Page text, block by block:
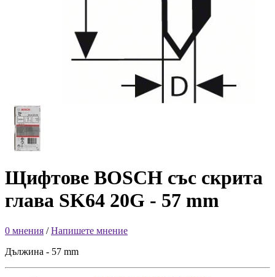
Щифтове BOSCH със скрита
глава SK64 20G - 57 mm
0 мнения /Напишете мнение
Дължина - 57 mm